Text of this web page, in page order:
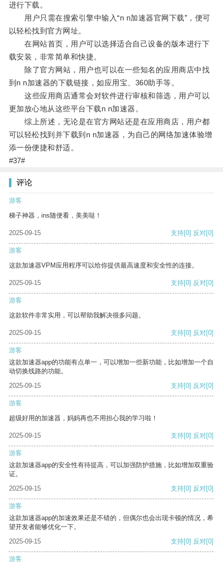
进行下载。
用户只需在搜索引擎中输入“n n加速器官网下载”，便可
以轻松找到官方网址。
在网站首页，用户可以选择适合自己设备的版本进行下
载安装，非常简单和快捷。
除了官方网站，用户也可以在一些知名的应用商店中找
到n n加速器的下载链接，如应用宝、360助手等。
这些应用商店通常会对软件进行审核和筛选，用户可以
更加放心地从这些平台下载n n加速器。
综上所述，无论是在官方网站还是在应用商店，用户都
可以轻松找到并下载到n n加速器，为自己的网络加速体验增
添一份便捷和舒适。
#37#
评论
游客
梯子神器，ins随便看，美美哒！
2025-09-15 支持[0] 反对[0]
游客
这款加速器VPM应用程序可以给你提供最高速度和安全性的连接。
2025-09-15 支持[0] 反对[0]
游客
这款软件非常实用，可以帮助我解决很多问题。
2025-09-15 支持[0] 反对[0]
游客
这款加速器app的功能有点单一，可以增加一些新功能，比如增加一个自
动切换线路的功能。
2025-09-15
支持[0] 反对[0]
游客
超级好用的加速器，妈妈再也不用担心我的学习啦！
2025-09-15 支持[0] 反对[0]
游客
这款加速器app的安全性有待提高，可以加强防护措施，比如增加双重验
证。
2025-09-15
支持[0] 反对[0]
游客
这款加速器app的加速效果还是不错的，但偶尔也会出现卡顿的情况，希
望开发者能够优化一下。
2025-09-15
支持[0] 反对[0]
游客